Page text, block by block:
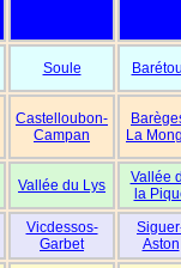
Soule
Castelloubon-
Campan
La
Vallée du Lys
Vallée
la
Vicdessos-
Garbet
Aston